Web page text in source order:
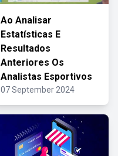
Ao Analisar
Estatísticas E
Resultados
Anteriores Os
Analistas Esportivos
07 September 2024